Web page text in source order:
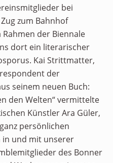
bei
zum Bahnhof
der Biennale
dort ein literarischer
Kai Strittmatter,
der
seinem neuen Buch:
den Welten“ vermittelte
Künstler Ara Güler,
persönlichen
in und mit unserer
des Bonner